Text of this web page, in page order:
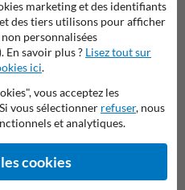
marketing et des identifiants
des tiers utilisons pour afficher
personnalisées
En savoir plus ? Lisez tout sur
ici.
vous acceptez les
vous sélectionner refuser, nous
et analytiques.
cookies